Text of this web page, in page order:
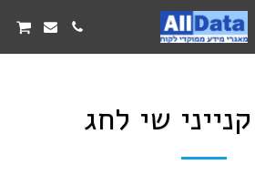
שי לחג